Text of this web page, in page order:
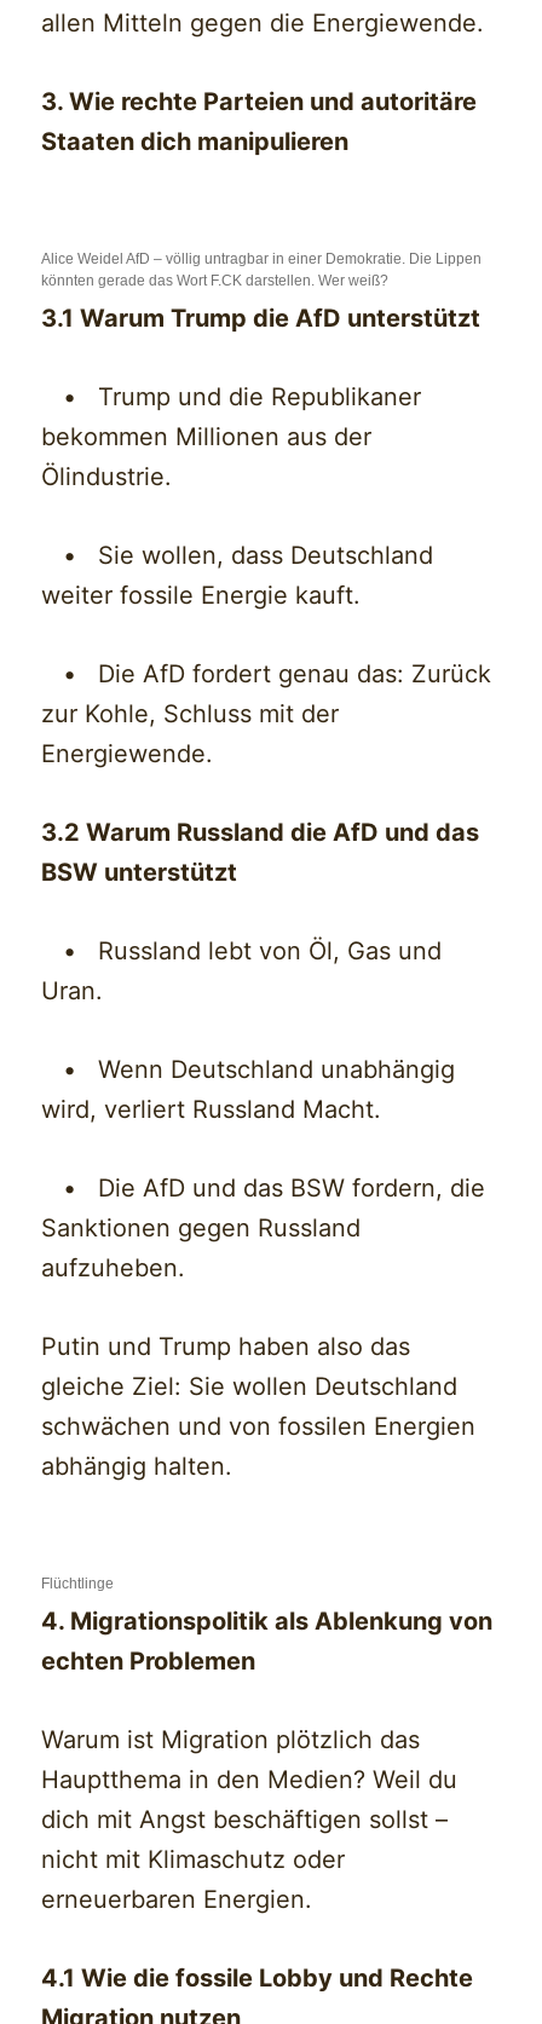
allen Mitteln gegen die Energiewende.
3. Wie rechte Parteien und autoritäre
Staaten dich manipulieren
Alice Weidel AfD – völlig untragbar in einer Demokratie. Die Lippen
könnten gerade das Wort F.CK darstellen. Wer weiß?
3.1 Warum Trump die AfD unterstützt
• Trump und die Republikaner
bekommen Millionen aus der
Ölindustrie.
• Sie wollen, dass Deutschland
weiter fossile Energie kauft.
• Die AfD fordert genau das: Zurück
zur Kohle, Schluss mit der
Energiewende.
3.2 Warum Russland die AfD und das
BSW unterstützt
• Russland lebt von Öl, Gas und
Uran.
• Wenn Deutschland unabhängig
wird, verliert Russland Macht.
• Die AfD und das BSW fordern, die
Sanktionen gegen Russland
aufzuheben.
Putin und Trump haben also das
gleiche Ziel: Sie wollen Deutschland
schwächen und von fossilen Energien
abhängig halten.
Flüchtlinge
4. Migrationspolitik als Ablenkung von
echten Problemen
Warum ist Migration plötzlich das
Hauptthema in den Medien? Weil du
dich mit Angst beschäftigen sollst –
nicht mit Klimaschutz oder
erneuerbaren Energien.
4.1 Wie die fossile Lobby und Rechte